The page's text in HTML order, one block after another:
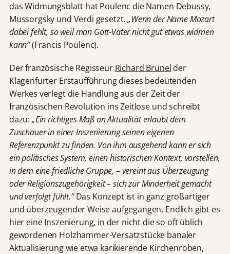
das Widmungsblatt hat Poulenc die Namen Debussy,
Mussorgsky und Verdi gesetzt.„Wenn der Name Mozart
dabei fehlt, so weil man Gott-Vater nicht gut etwas widmen
kann“(Francis Poulenc).
Der französische Regisseur Richard Brunel der
Klagenfurter Erstaufführung dieses bedeutenden
Werkes verlegt die Handlung aus der Zeit der
französischen Revolution ins Zeitlose und schreibt
dazu: „Ein richtiges Maß an Aktualität erlaubt dem
Zuschauer in einer Inszenierung seinen eigenen
Referenzpunkt zu finden. Von ihm ausgehend kann er sich
ein politisches System, einen historischen Kontext, vorstellen,
in dem eine friedliche Gruppe, – vereint aus Überzeugung
oder Religionszugehörigkeit – sich zur Minderheit gemacht
und verfolgt fühlt.“Das Konzept ist in ganz großartiger
und überzeugender Weise aufgegangen. Endlich gibt es
hier eine Inszenierung, in der nicht die so oft üblich
gewordenen Holzhammer-Versatzstücke banaler
Aktualisierung wie etwa karikierende Kirchenroben,